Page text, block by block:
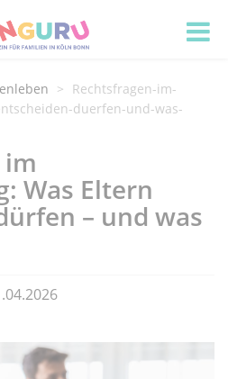
Rechtsfragen-im-
duerfen-und-was-
im
Was Eltern
– und was